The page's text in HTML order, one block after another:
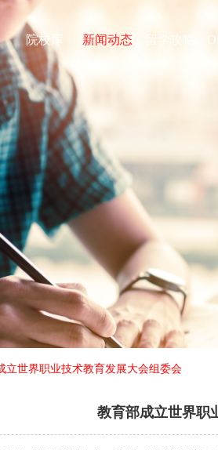
院校库 新闻动态 留学攻略
立世界职业技术教育发展大会组委会
教育部成立世界职